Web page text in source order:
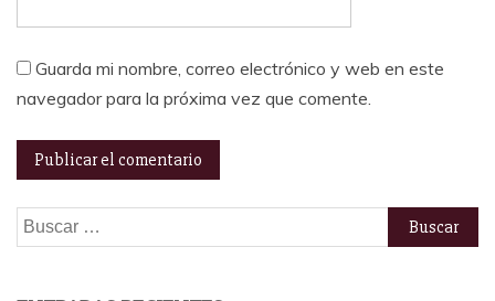
Guarda mi nombre, correo electrónico y web en este
navegador para la próxima vez que comente.
Buscar: